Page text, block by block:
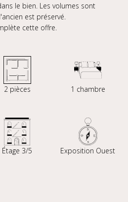
le bien. Les volumes sont
est préservé.
cette offre.
2 pièces 1 chambre
Étage 3/5 Exposition Ouest